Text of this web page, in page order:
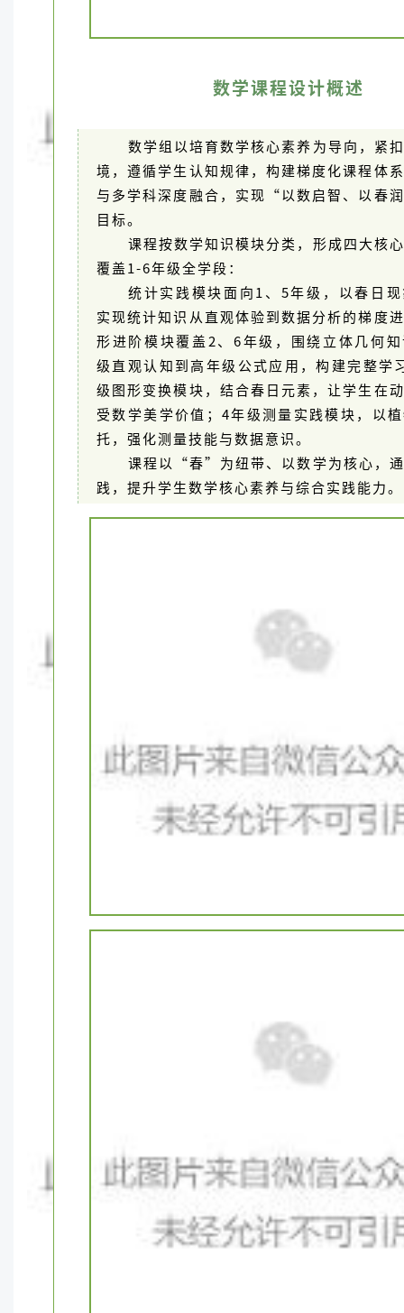
数学课程设计概述
数学组以培育数学核心素养为导向，
境，遵循学生认知规律，构建梯度化课程体
与多学科深度融合，实现“以数启智、以春
目标。
课程按数学知识模块分类，形成四大核
覆盖1-6年级全学段：
统计实践模块面向1、5年级，以春日
实现统计知识从直观体验到数据分析的梯度
形进阶模块覆盖2、6年级，围绕立体几何
级直观认知到高年级公式应用，构建完整学
级图形变换模块，结合春日元素，让学生在
受数学美学价值；4年级测量实践模块，以
托，强化测量技能与数据意识。
课程以“春”为纽带、以数学为核心，
践，提升学生数学核心素养与综合实践能力。